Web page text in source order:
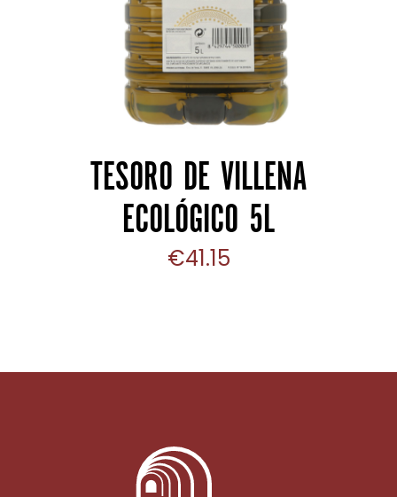
TESORO DE VILLENA
ECOLÓGICO 5L
€41.15